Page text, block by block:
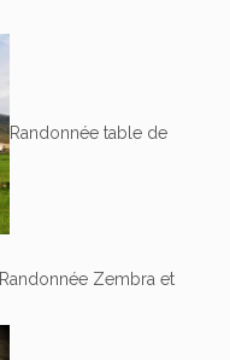
Randonnée table de
Randonnée Zembra et